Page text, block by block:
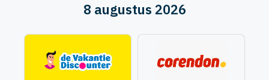
8 augustus 2026